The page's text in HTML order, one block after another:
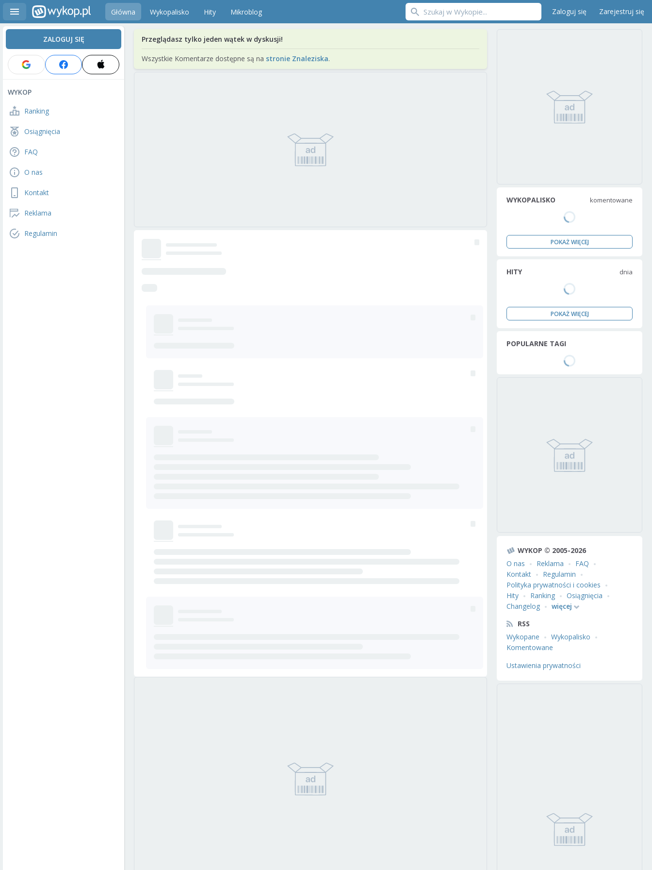
Główna Wykopalisko Hity Mikroblog Zaloguj się Zarejestruj się
ZALOGUJ SIĘ
WYKOP
Ranking
Osiągnięcia
FAQ
O nas
Kontakt
Reklama
Regulamin
Przeglądasz tylko jeden wątek w dyskusji!
Wszystkie Komentarze dostępne są na stronie Znaleziska.
WYKOPALISKO komentowane
POKAŻ WIĘCEJ
HITY dnia
POKAŻ WIĘCEJ
POPULARNE TAGI
WYKOP © 2005-2026
O nas
Reklama
FAQ
Kontakt
Regulamin
Polityka prywatności i cookies
Hity
Ranking
Osiągnięcia
Changelog
więcej
RSS
Wykopane
Wykopalisko
Komentowane
Ustawienia prywatności